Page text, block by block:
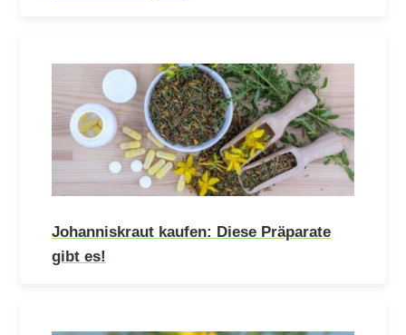
Johanniskraut kaufen: Diese Präparate
gibt es!